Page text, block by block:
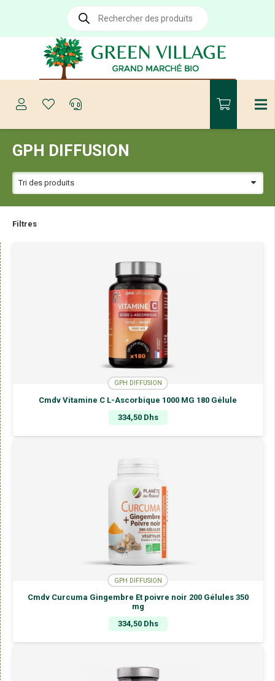
Recherche
produits
GPH DIFFUSION
Filtres
GPH DIFFUSION
Cmdv Vitamine C L-Ascorbique 1000 MG 180 Gélule
334,50 Dhs
GPH DIFFUSION
Cmdv Curcuma Gingembre Et poivre noir 200 Gélules 350
mg
334,50 Dhs